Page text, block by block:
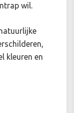
wil.
kleuren en